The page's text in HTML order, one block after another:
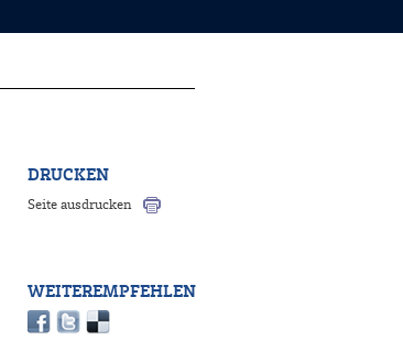
DRUCKEN
Seite ausdrucken
WEITEREMPFEHLEN